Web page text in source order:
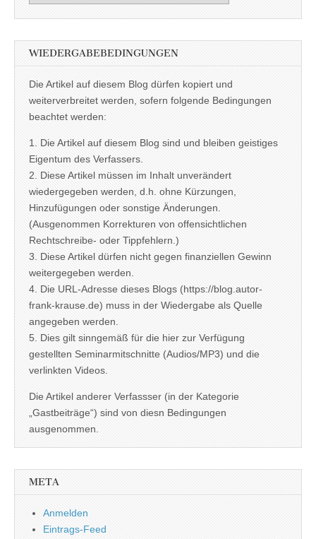
WIEDERGABEBEDINGUNGEN
Die Artikel auf diesem Blog dürfen kopiert und
weiterverbreitet werden, sofern folgende Bedingungen
beachtet werden:
1. Die Artikel auf diesem Blog sind und bleiben geistiges
Eigentum des Verfassers.
2. Diese Artikel müssen im Inhalt unverändert
wiedergegeben werden, d.h. ohne Kürzungen,
Hinzufügungen oder sonstige Änderungen.
(Ausgenommen Korrekturen von offensichtlichen
Rechtschreibe- oder Tippfehlern.)
3. Diese Artikel dürfen nicht gegen finanziellen Gewinn
weitergegeben werden.
4. Die URL-Adresse dieses Blogs (https://blog.autor-
frank-krause.de) muss in der Wiedergabe als Quelle
angegeben werden.
5. Dies gilt sinngemäß für die hier zur Verfügung
gestellten Seminarmitschnitte (Audios/MP3) und die
verlinkten Videos.
Die Artikel anderer Verfassser (in der Kategorie
„Gastbeiträge“) sind von diesn Bedingungen
ausgenommen.
META
Anmelden
Eintrags-Feed